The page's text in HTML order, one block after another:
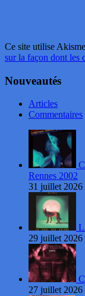
Ce site utilise
sur la façon dont les
Nouveautés
Articles
Commentaires
Rennes 2002
31 juillet 2026
29 juillet 2026
27 juillet 2026